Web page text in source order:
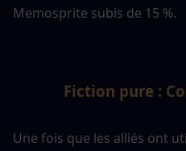
Memosprite subis de 15 %.
Fiction pure :
Une fois que les alliés ont